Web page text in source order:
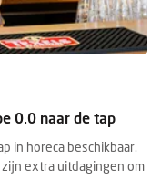
0.0 naar de tap
in horeca beschikbaar.
extra uitdagingen om